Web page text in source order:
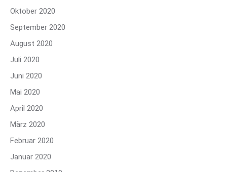
Oktober 2020
September 2020
August 2020
Juli 2020
Juni 2020
Mai 2020
April 2020
März 2020
Februar 2020
Januar 2020